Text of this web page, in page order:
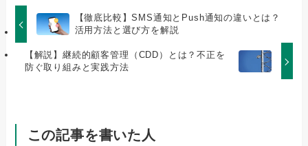
【徹底比較】SMS通知とPush通知の違いとは？
活用方法と選び方を解説
【解説】継続的顧客管理（CDD）とは？不正を
防ぐ取り組みと実践方法
この記事を書いた人